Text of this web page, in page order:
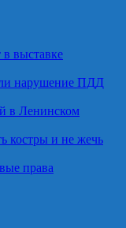
в выставке
нарушение ПДД
в Ленинском
костры и не жечь
права